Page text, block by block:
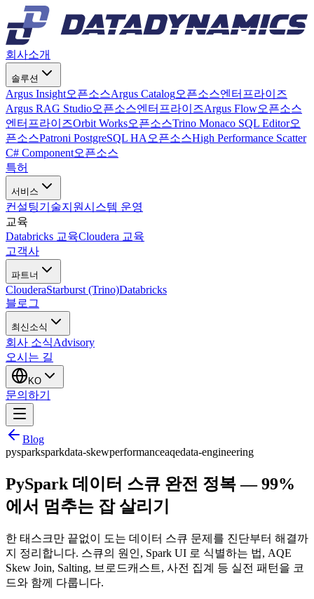
회사소개
솔루션
Argus Insight오픈소스Argus Catalog오픈소스엔터프라이즈
Argus RAG Studio오픈소스엔터프라이즈Argus Flow오픈소스
엔터프라이즈Orbit Works오픈소스Trino Monaco SQL Editor오
픈소스Patroni PostgreSQL HA 오픈소스High Performance Scatter
C# Component오픈소스
특허
서비스
컨설팅기술지원시스템 운영
교육
Databricks 교육Cloudera 교육
고객사
파트너
ClouderaStarburst (Trino)Databricks
블로그
최신소식
회사 소식Advisory
오시는 길
KO
문의하기
Blog
pysparksparkdata-skewperformanceaqedata-engineering
PySpark 데이터 스큐 완전 정복 — 99%
에서 멈추는 잡 살리기
한 태스크만 끝없이 도는 데이터 스큐 문제를 진단부터 해결까
지 정리합니다. 스큐의 원인, Spark UI 로 식별하는 법, AQE
Skew Join, Salting, 브로드캐스트, 사전 집계 등 실전 패턴을 코
드와 함께 다룹니다.